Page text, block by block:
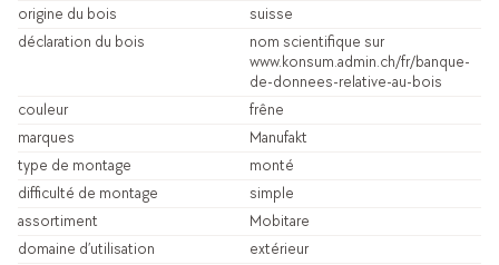
origine du bois
suisse
déclaration du bois
nom scientifique sur
www.konsum.admin.ch/fr/banque-
de-donnees-relative-au-bois
couleur
frêne
marques
Manufakt
type de montage
monté
difficulté de montage
simple
assortiment
Mobitare
domaine d’utilisation
extérieur